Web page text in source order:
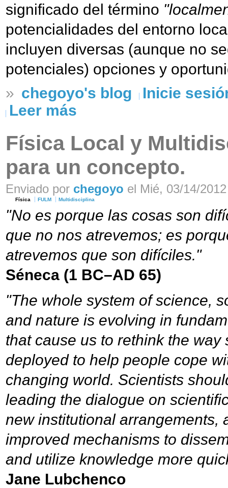
significado del término
potencialidades del entorno
incluyen diversas (aunque no
potenciales) opciones y
» chegoyo's blog
Inicie
Leer más
Física Local y
para un concepto.
Enviado por chegoyo el Mié, 03/14/
Física FULM Multidisciplina
"No es porque las cosas son
que no nos atrevemos; es
atrevemos que son difíciles."
Séneca (1 BC–AD 65)
"The whole system of science,
and nature is evolving in
that cause us to rethink the way
deployed to help people cope
changing world. Scientists
leading the dialogue on
new institutional arrangements,
improved mechanisms to
and utilize knowledge more
Jane Lubchenco